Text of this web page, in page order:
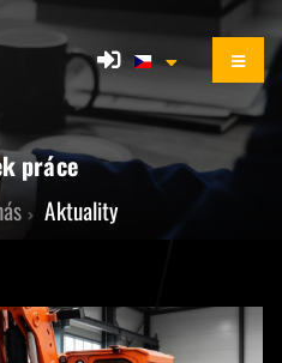
práce
Aktuality